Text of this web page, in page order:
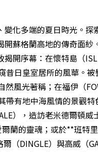
變化多端的夏日時光。
蘇格蘭高地的傳奇面紗
開序幕：在懷特島（
昔日皇室居所的風華。
然風光著稱；在福伊（
帶有地中海風情的景觀特
），造訪老米德爾頓
蘭的靈魂；或於**班特
（DINGLE）與高威（